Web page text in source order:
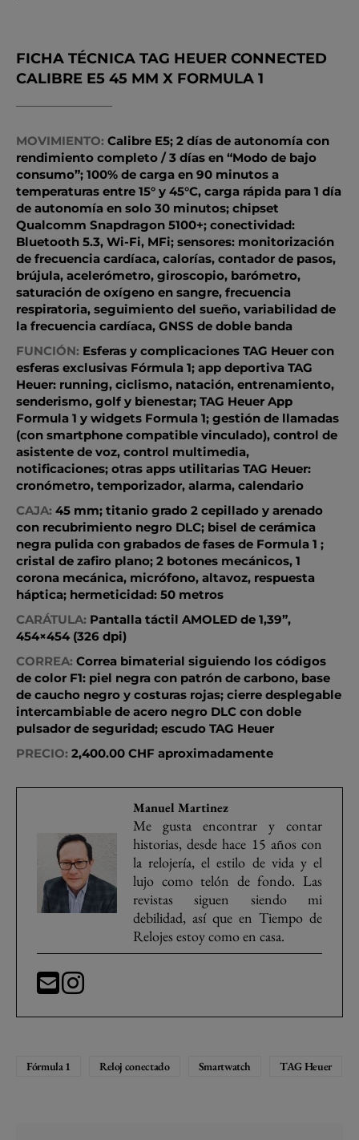
FICHA TÉCNICA TAG HEUER CONNECTED
CALIBRE E5 45 MM X FORMULA 1
MOVIMIENTO: Calibre E5; 2 días de autonomía con
rendimiento completo / 3 días en “Modo de bajo
consumo”; 100% de carga en 90 minutos a
temperaturas entre 15° y 45°C, carga rápida para 1 día
de autonomía en solo 30 minutos; chipset
Qualcomm Snapdragon 5100+; conectividad:
Bluetooth 5.3, Wi-Fi, MFi; sensores: monitorización
de frecuencia cardíaca, calorías, contador de pasos,
brújula, acelerómetro, giroscopio, barómetro,
saturación de oxígeno en sangre, frecuencia
respiratoria, seguimiento del sueño, variabilidad de
la frecuencia cardíaca, GNSS de doble banda
FUNCIÓN: Esferas y complicaciones TAG Heuer con
esferas exclusivas Fórmula 1; app deportiva TAG
Heuer: running, ciclismo, natación, entrenamiento,
senderismo, golf y bienestar; TAG Heuer App
Formula 1 y widgets Formula 1; gestión de llamadas
(con smartphone compatible vinculado), control de
asistente de voz, control multimedia,
notificaciones; otras apps utilitarias TAG Heuer:
cronómetro, temporizador, alarma, calendario
CAJA: 45 mm; titanio grado 2 cepillado y arenado
con recubrimiento negro DLC; bisel de cerámica
negra pulida con grabados de fases de Formula 1 ;
cristal de zafiro plano; 2 botones mecánicos, 1
corona mecánica, micrófono, altavoz, respuesta
háptica; hermeticidad: 50 metros
CARÁTULA: Pantalla táctil AMOLED de 1,39”,
454×454 (326 dpi)
CORREA: Correa bimaterial siguiendo los códigos
de color F1: piel negra con patrón de carbono, base
de caucho negro y costuras rojas; cierre desplegable
intercambiable de acero negro DLC con doble
pulsador de seguridad; escudo TAG Heuer
PRECIO: 2,400.00 CHF aproximadamente
Manuel Martinez
Me gusta encontrar y contar
historias, desde hace 15 años con
la relojería, el estilo de vida y el
lujo como telón de fondo. Las
revistas siguen siendo mi
debilidad, así que en Tiempo de
Relojes estoy como en casa.
Fórmula 1 Reloj conectado Smartwatch TAG Heuer